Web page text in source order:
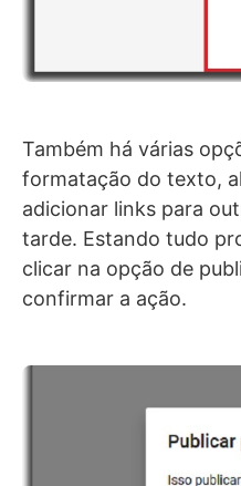
Também há várias
formatação do texto,
adicionar links para
tarde. Estando tudo
clicar na opção de
confirmar a ação.